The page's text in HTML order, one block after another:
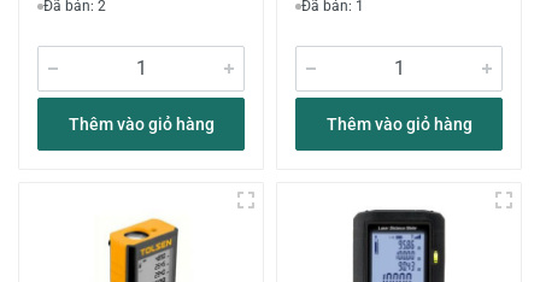
Đã bán: 2
Thêm vào giỏ hàng
Đã bán: 1
Thêm vào giỏ hàng